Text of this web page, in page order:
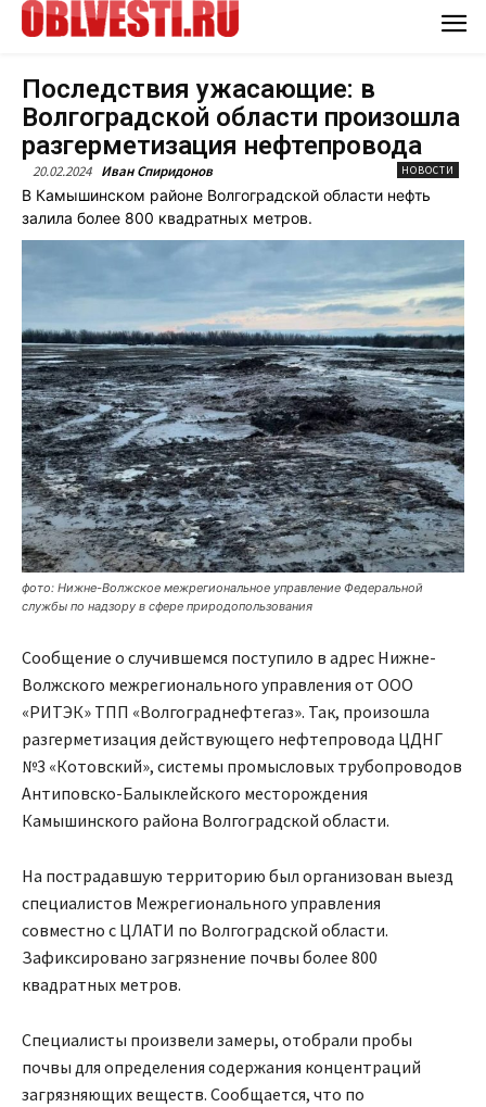
Последствия ужасающие: в
Волгоградской области произошла
разгерметизация нефтепровода
20.02.2024 Иван Спиридонов НОВОСТИ
В Камышинском районе Волгоградской области нефть
залила более 800 квадратных метров.
фото: Нижне-Волжское межрегиональное управление Федеральной
службы по надзору в сфере природопользования
Сообщение о случившемся поступило в адрес Нижне-
Волжского межрегионального управления от ООО
«РИТЭК» ТПП «Волгограднефтегаз». Так, произошла
разгерметизация действующего нефтепровода ЦДНГ
№3 «Котовский», системы промысловых трубопроводов
Антиповско-Балыклейского месторождения
Камышинского района Волгоградской области.
На пострадавшую территорию был организован выезд
специалистов Межрегионального управления
совместно с ЦЛАТИ по Волгоградской области.
Зафиксировано загрязнение почвы более 800
квадратных метров.
Специалисты произвели замеры, отобрали пробы
почвы для определения содержания концентраций
загрязняющих веществ. Сообщается, что по